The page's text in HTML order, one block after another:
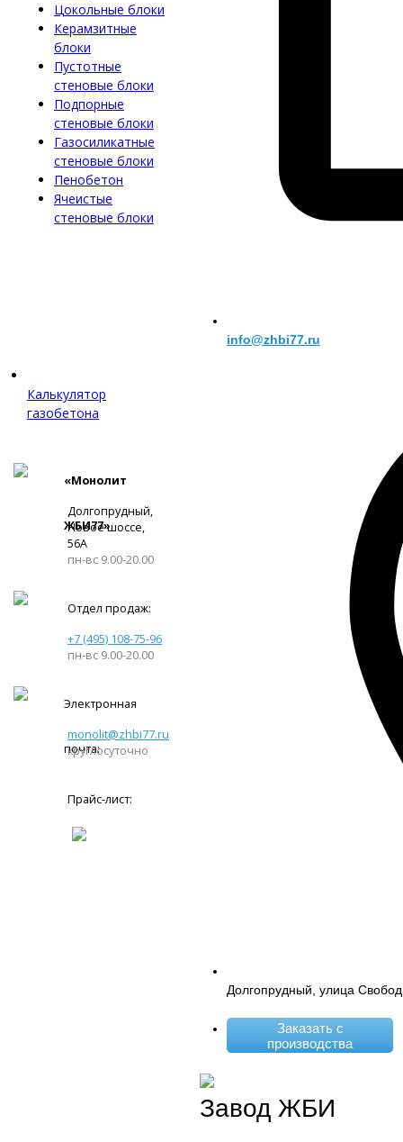
Цокольные блоки
Керамзитные
блоки
Пустотные
стеновые блоки
Подпорные
стеновые блоки
Газосиликатные
стеновые блоки
Пенобетон
Ячеистые
стеновые блоки
Калькулятор
газобетона
«Монолит
ЖБИ77»
Долгопрудный,
Новое шоссе,
56А
пн-вс 9.00-20.00
Отдел продаж:
+7 (495) 108-75-96
пн-вс 9.00-20.00
Электронная
почта:
monolit@zhbi77.ru
круглосуточно
Прайс-лист:
info@zhbi77.ru
Долгопрудный, улица
Заказать с
производства
Завод ЖБИ